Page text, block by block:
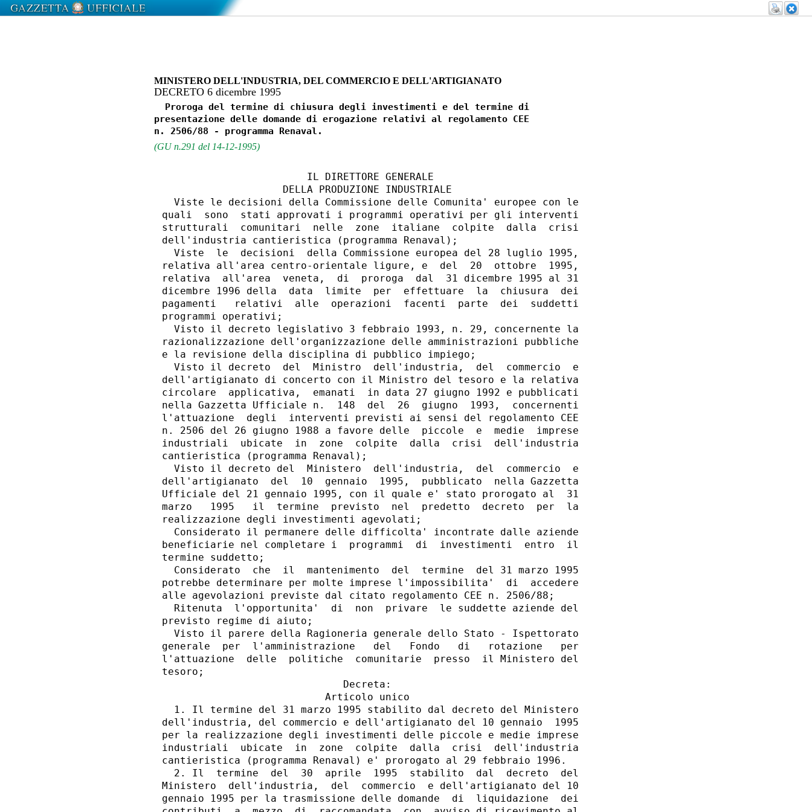
MINISTERO DELL'INDUSTRIA, DEL COMMERCIO E DELL'ARTIGIANATO
DECRETO 6 dicembre 1995
  Proroga del termine di chiusura degli investimenti e del termine di
presentazione delle domande di erogazione relativi al regolamento CEE
(GU n.291 del 14-12-1995)
                        IL DIRETTORE GENERALE
                    DELLA PRODUZIONE INDUSTRIALE
  Viste le decisioni della Commissione delle Comunita' europee con le
quali  sono  stati approvati i programmi operativi per gli interventi
strutturali  comunitari  nelle  zone  italiane  colpite  dalla  crisi
dell'industria cantieristica (programma Renaval);
  Viste  le  decisioni  della Commissione europea del 28 luglio 1995,
relativa all'area centro-orientale ligure, e  del  20  ottobre  1995,
relativa  all'area  veneta,  di  proroga  dal  31 dicembre 1995 al 31
dicembre 1996 della  data  limite  per  effettuare  la  chiusura  dei
pagamenti   relativi  alle  operazioni  facenti  parte  dei  suddetti
programmi operativi;
  Visto il decreto legislativo 3 febbraio 1993, n. 29, concernente la
razionalizzazione dell'organizzazione delle amministrazioni pubbliche
e la revisione della disciplina di pubblico impiego;
  Visto il decreto  del  Ministro  dell'industria,  del  commercio  e
dell'artigianato di concerto con il Ministro del tesoro e la relativa
circolare  applicativa,  emanati  in data 27 giugno 1992 e pubblicati
nella Gazzetta Ufficiale n.  148  del  26  giugno  1993,  concernenti
l'attuazione  degli  interventi previsti ai sensi del regolamento CEE
n. 2506 del 26 giugno 1988 a favore delle  piccole  e  medie  imprese
industriali  ubicate  in  zone  colpite  dalla  crisi  dell'industria
cantieristica (programma Renaval);
  Visto il decreto del  Ministero  dell'industria,  del  commercio  e
dell'artigianato  del  10  gennaio  1995,  pubblicato  nella Gazzetta
Ufficiale del 21 gennaio 1995, con il quale e' stato prorogato al  31
marzo   1995   il  termine  previsto  nel  predetto  decreto  per  la
realizzazione degli investimenti agevolati;
  Considerato il permanere delle difficolta' incontrate dalle aziende
beneficiarie nel completare i  programmi  di  investimenti  entro  il
termine suddetto;
  Considerato  che  il  mantenimento  del  termine  del 31 marzo 1995
potrebbe determinare per molte imprese l'impossibilita'  di  accedere
alle agevolazioni previste dal citato regolamento CEE n. 2506/88;
  Ritenuta  l'opportunita'  di  non  privare  le suddette aziende del
previsto regime di aiuto;
  Visto il parere della Ragioneria generale dello Stato - Ispettorato
generale  per  l'amministrazione   del   Fondo   di   rotazione   per
l'attuazione  delle  politiche  comunitarie  presso  il Ministero del
tesoro;
                              Decreta:
                           Articolo unico
  1. Il termine del 31 marzo 1995 stabilito dal decreto del Ministero
dell'industria, del commercio e dell'artigianato del 10 gennaio  1995
per la realizzazione degli investimenti delle piccole e medie imprese
industriali  ubicate  in  zone  colpite  dalla  crisi  dell'industria
cantieristica (programma Renaval) e' prorogato al 29 febbraio 1996.
  2. Il  termine  del  30  aprile  1995  stabilito  dal  decreto  del
Ministero  dell'industria,  del  commercio  e dell'artigianato del 10
gennaio 1995 per la trasmissione delle domande  di  liquidazione  dei